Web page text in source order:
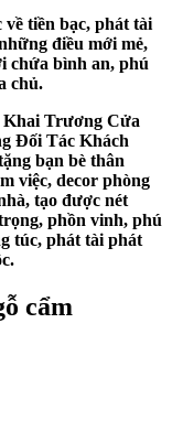
tiền bạc, phát tài
điều mới mẻ,
chứa bình an, phú
chủ.
Khai Trương Cửa
Đối Tác Khách
bạn bè thân
việc, decor phòng
tạo được nét
phồn vinh, phú
túc, phát tài phát
cẩm